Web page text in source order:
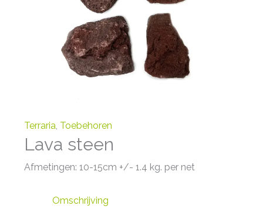
Terraria, Toebehoren
Lava steen
Afmetingen: 10-15cm +/- 1.4 kg. per net
Omschrijving